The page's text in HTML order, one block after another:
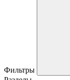
Фильтры